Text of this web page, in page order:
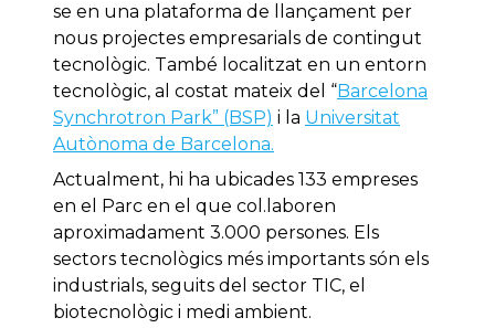
se en una plataforma de llançament per
nous projectes empresarials de contingut
tecnològic. També localitzat en un entorn
tecnològic, al costat mateix del “Barcelona
Synchrotron Park” (BSP) i la Universitat
Autònoma de Barcelona.
Actualment, hi ha ubicades 133 empreses
en el Parc en el que col.laboren
aproximadament 3.000 persones. Els
sectors tecnològics més importants són els
industrials, seguits del sector TIC, el
biotecnològic i medi ambient.